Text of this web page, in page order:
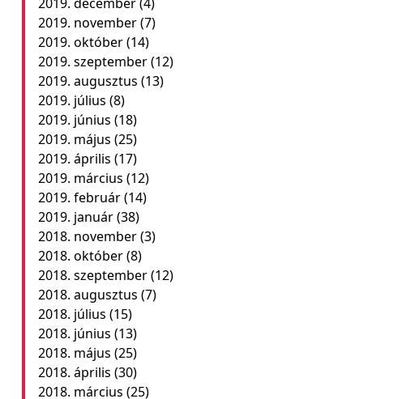
2019. november(7)
2019. október(14)
2019. szeptember(12)
2019. augusztus (13)
2019. július (8)
2019. június (18)
2019. május (25)
2019. április (17)
2019. március (12)
2019. február(14)
2019. január(38)
2018. november(3)
2018. október(8)
2018. szeptember(12)
2018. augusztus (7)
2018. július (15)
2018. június (13)
2018. május (25)
2018. április (30)
2018. március (25)